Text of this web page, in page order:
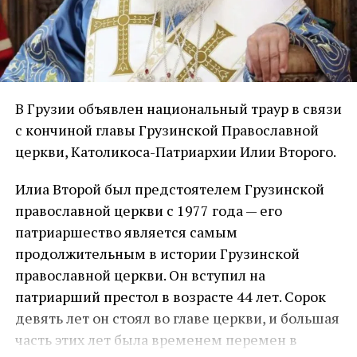
В Грузии объявлен национальный траур в связи
с кончиной главы Грузинской Православной
церкви, Католикоса-Патриархии Илии Второго.
Илиа Второй был предстоятелем Грузинской
православной церкви с 1977 года — его
патриаршество является самым
продолжительным в истории Грузинской
православной церкви. Он вступил на
патриарший престол в возрасте 44 лет. Сорок
девять лет он стоял во главе церкви, и большая
часть этих лет была временем перемен в